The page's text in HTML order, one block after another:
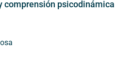
comprensión psicodinámica